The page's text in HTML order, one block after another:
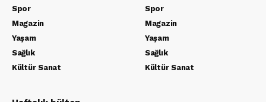
Spor
Magazin
Yaşam
Sağlık
Kültür Sanat
Spor
Magazin
Yaşam
Sağlık
Kültür Sanat